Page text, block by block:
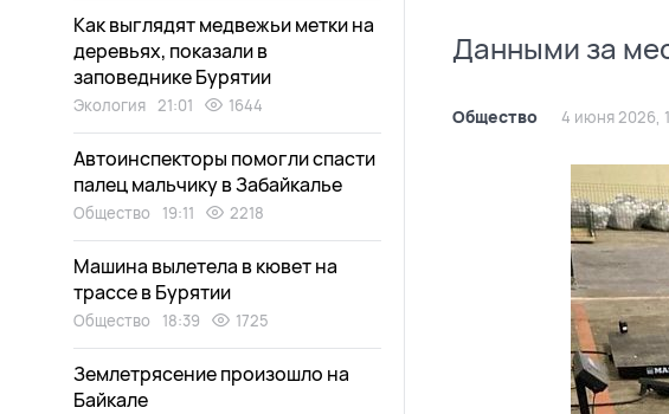
Данными за
Общество 4 июня 2026,
Как выглядят медвежьи метки на
деревьях, показали в
заповеднике Бурятии
Экология 21:01 1644
Автоинспекторы помогли спасти
палец мальчику в Забайкалье
Общество 19:11 2218
Машина вылетела в кювет на
трассе в Бурятии
Общество 18:39 1725
Землетрясение произошло на
Байкале